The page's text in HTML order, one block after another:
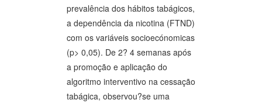
prevalência dos hábitos tabágicos,
a dependência da nicotina (FTND)
com os variáveis socioecónomicas
(p> 0,05). De 2? 4 semanas após
a promoção e aplicação do
algoritmo interventivo na cessação
tabágica, observou?se uma